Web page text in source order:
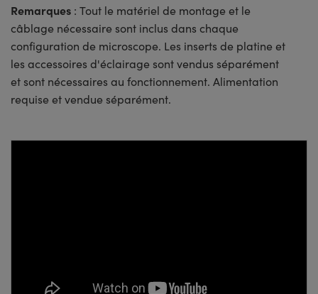
Remarques : Tout le matériel de montage et le
câblage nécessaire sont inclus dans chaque
configuration de microscope. Les inserts de platine et
les accessoires d'éclairage sont vendus séparément
et sont nécessaires au fonctionnement. Alimentation
requise et vendue séparément.